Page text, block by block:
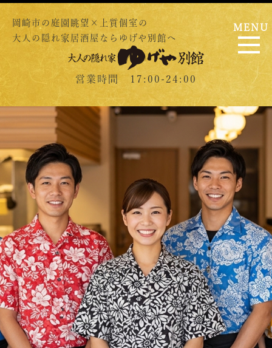
岡崎市の庭園眺望×上質個室の
大人の隠れ家居酒屋ならゆげや別館へ
営業時間 17:00-24:00
MENU